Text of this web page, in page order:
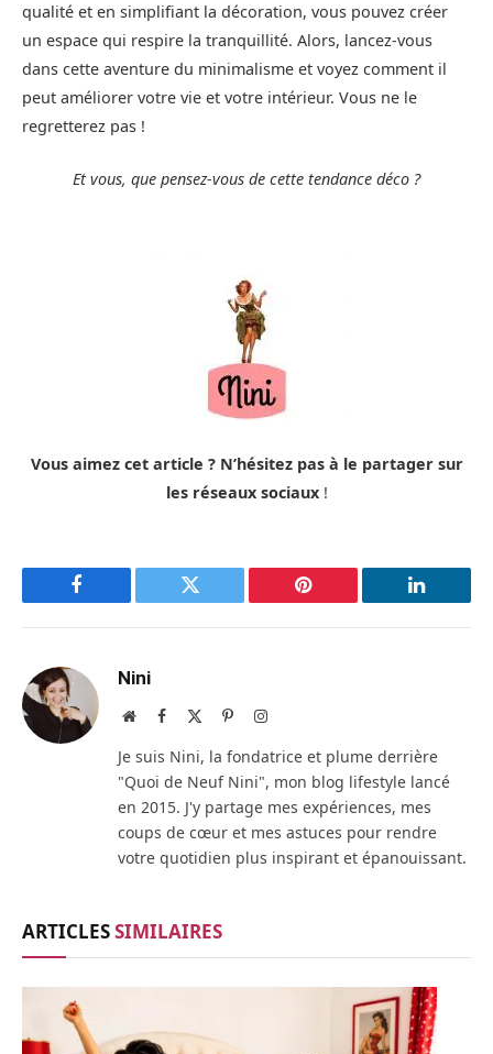
qualité et en simplifiant la décoration, vous pouvez créer
un espace qui respire la tranquillité. Alors, lancez-vous
dans cette aventure du minimalisme et voyez comment il
peut améliorer votre vie et votre intérieur. Vous ne le
regretterez pas !
Et vous, que pensez-vous de cette tendance déco ?
Vous aimez cet article ? N’hésitez pas à le partager sur
les réseaux sociaux!
Facebook Twitter Pinterest LinkedIn
Nini
Site Facebook PinterestInstagram
Je suis Nini, la fondatrice et plume derrière
"Quoi de Neuf Nini", mon blog lifestyle lancé
en 2015. J'y partage mes expériences, mes
coups de cœur et mes astuces pour rendre
votre quotidien plus inspirant et épanouissant.
ARTICLESSIMILAIRES